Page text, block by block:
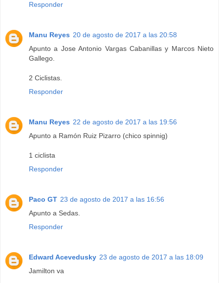
Responder
Manu Reyes 20 de agosto de 2017 a las 20:58
Apunto a Jose Antonio Vargas Cabanillas y Marcos Nieto
Gallego.
2 Ciclistas.
Responder
Manu Reyes 22 de agosto de 2017 a las 19:56
Apunto a Ramón Ruiz Pizarro (chico spinnig)
1 ciclista
Responder
Paco GT 23 de agosto de 2017 a las 16:56
Apunto a Sedas.
Responder
Edward Acevedusky 23 de agosto de 2017 a las 18:09
Jamilton va